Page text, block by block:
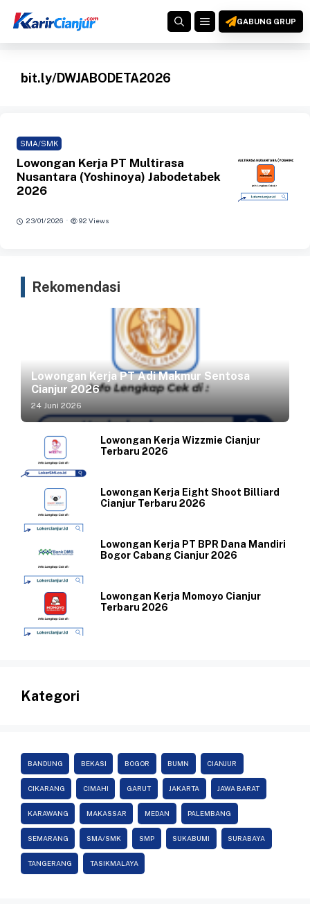
MENUGABUNG GRUP
bit.ly/DWJABODETA2026
SMA/SMK
Lowongan Kerja PT Multirasa
Nusantara (Yoshinoya) Jabodetabek
2026
23/01/2026 · 92 Views
Rekomendasi
Lowongan Kerja PT Adi Makmur Sentosa
Cianjur 2026
24 Juni 2026
Lowongan Kerja Wizzmie Cianjur
Terbaru 2026
Lowongan Kerja Eight Shoot Billiard
Cianjur Terbaru 2026
Lowongan Kerja PT BPR Dana Mandiri
Bogor Cabang Cianjur 2026
Lowongan Kerja Momoyo Cianjur
Terbaru 2026
Kategori
BANDUNG BEKASI BOGOR BUMN CIANJUR
CIKARANG CIMAHI GARUT JAKARTA JAWA BARAT
KARAWANG MAKASSAR MEDAN PALEMBANG
SEMARANG SMA/SMK SMP SUKABUMI SURABAYA
TANGERANG TASIKMALAYA